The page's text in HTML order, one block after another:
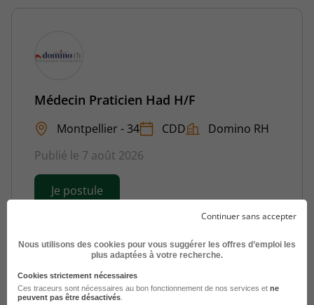
Médecin Praticien Had H/F
Montpellier - 34 CDD
Domino RH
Publié le 7 août 2026
Je postule
Continuer sans accepter
Nous utilisons des cookies pour vous suggérer les offres d’emploi les
plus adaptées à votre recherche.
Cookies strictement nécessaires
Ces traceurs sont nécessaires au bon fonctionnement de nos services et ne
peuvent pas être désactivés